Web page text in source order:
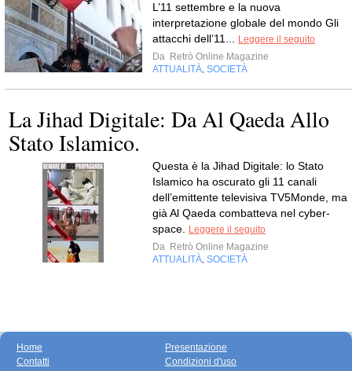
L’11 settembre e la nuova
interpretazione globale del mondo Gli
attacchi dell’11...
Leggere il seguito
Da Retrò Online Magazine
ATTUALITÀ SOCIETÀ
La Jihad Digitale: Da Al Qaeda Allo
Stato Islamico.
Questa è la Jihad Digitale: lo Stato
Islamico ha oscurato gli 11 canali
dell’emittente televisiva TV5Monde, ma
già Al Qaeda combatteva nel cyber-
space.
Leggere il seguito
Da Retrò Online Magazine
ATTUALITÀ SOCIETÀ
Home
Contatti
Presentazione
Condizioni d'uso